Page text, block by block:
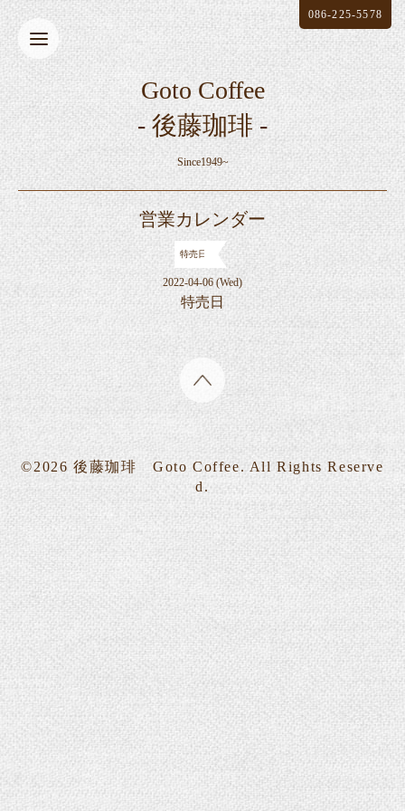
Goto Coffee
- 後藤珈琲 -
Since1949~
086-225-5578
営業カレンダー
特売日
2022-04-06 (Wed)
特売日
©2026 後藤珈琲 Goto Coffee. All Rights Reserve
d.